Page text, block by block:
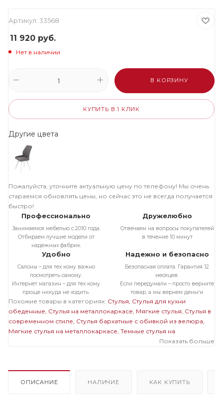
Артикул: 33568
11 920 руб.
Нет в наличии
В КОРЗИНУ
КУПИТЬ В 1 КЛИК
Другие цвета
Пожалуйста, уточните актуальную цену по телефону! Мы очень
стараемся обновлять цены, но сейчас это не всегда получается
быстро!
Профессионально
Занимаемся мебелью с 2010 года.
Отбираем лучшие модели от
надежных фабрик.
Дружелюбно
Отвечаем на вопросы покупателей
в течение 10 минут
Удобно
Салоны – для тех кому важно
посмотреть самому.
Интернет магазин – для тех кому
проще никуда не ходить.
Надежно и безопасно
Безопасная оплата. Гарантия 12
месяцев.
Если передумали – просто верните
товар, а мы вернем деньги.
Похожие товары в категориях: Стулья Стулья для кухни
обеденные Стулья на металлокаркасе Мягкие стулья Стулья в
современном стиле Стулья бархатные с обивкой из велюра
Мягкие стулья на металлокаркасе Темные стулья на
Стулья бархатные с обивкой из велюра на
Показать больше
ОПИСАНИЕ НАЛИЧИЕ КАК КУПИТЬ